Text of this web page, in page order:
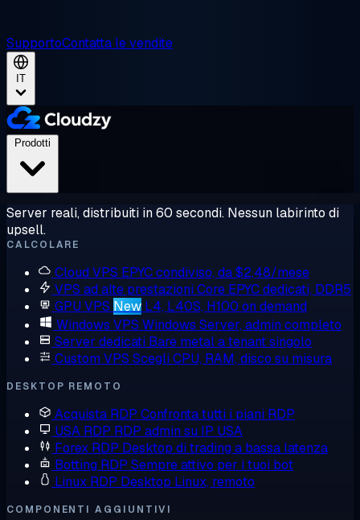
SupportoContatta le vendite
IT
Server reali, distribuiti in 60 secondi. Nessun labirinto di
upsell.
CALCOLARE
Cloud VPS EPYC condiviso, da $2,48/mese
VPS ad alte prestazioni Core EPYC dedicati, DDR5
GPU VPS New L4, L40S, H100 on demand
Windows VPS Windows Server, admin completo
Server dedicati Bare metal a tenant singolo
Custom VPS Scegli CPU, RAM, disco su misura
DESKTOP REMOTO
Acquista RDP Confronta tutti i piani RDP
USA RDP RDP admin su IP USA
Forex RDP Desktop di trading a bassa latenza
Botting RDP Sempre attivo per i tuoi bot
Linux RDP Desktop Linux, remoto
COMPONENTI AGGIUNTIVI